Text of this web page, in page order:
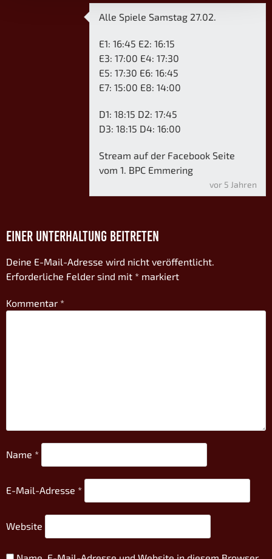
vor 5 Jahren
Alle Spiele Samstag 27.02.
E1: 16:45 E2: 16:15
E3: 17:00 E4: 17:30
E5: 17:30 E6: 16:45
E7: 15:00 E8: 14:00
D1: 18:15 D2: 17:45
D3: 18:15 D4: 16:00
Stream auf der Facebook Seite
vom 1. BPC Emmering
EINER UNTERHALTUNG BEITRETEN
Deine E-Mail-Adresse wird nicht veröffentlicht.
Erforderliche Felder sind mit * markiert
Kommentar *
Name *
E-Mail-Adresse *
Website